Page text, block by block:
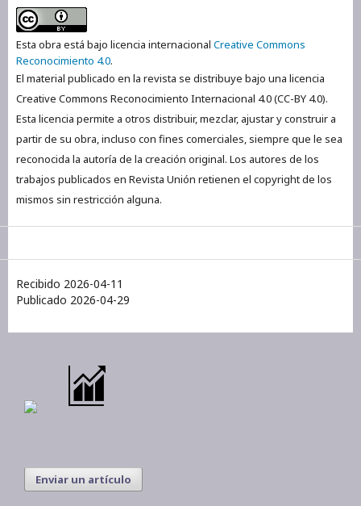
Esta obra está bajo licencia internacional Creative Commons
Reconocimiento 4.0.
El material publicado en la revista se distribuye bajo una licencia
Creative Commons Reconocimiento Internacional 4.0 (CC-BY 4.0).
Esta licencia permite a otros distribuir, mezclar, ajustar y construir a
partir de su obra, incluso con fines comerciales, siempre que le sea
reconocida la autoría de la creación original. Los autores de los
trabajos publicados en Revista Unión retienen el copyright de los
mismos sin restricción alguna.
Recibido 2026-04-11
Publicado 2026-04-29
Enviar un artículo